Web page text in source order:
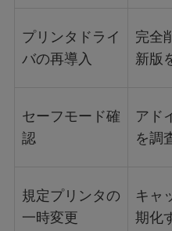
プリンタドライ
バの再導入
完全
新版
セーフモード確
認
アド
を調
規定プリンタの
一時変更
キャ
期化